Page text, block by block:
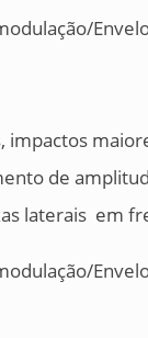
de
laterais em